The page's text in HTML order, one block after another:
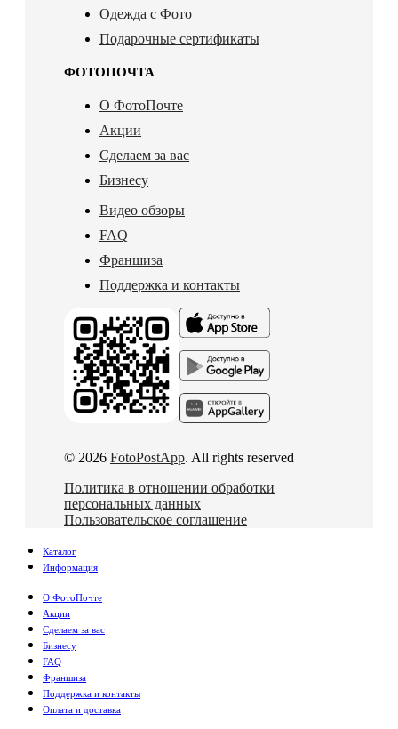
Одежда с Фото
Подарочные сертификаты
ФОТОПОЧТА
О ФотоПочте
Акции
Сделаем за вас
Бизнесу
Видео обзоры
FAQ
Франшиза
Поддержка и контакты
© 2026 FotoPostApp. All rights reserved
Политика в отношении обработки
персональных данных
Пользовательское соглашение
Каталог
Информация
О ФотоПочте
Акции
Сделаем за вас
Бизнесу
FAQ
Франшиза
Поддержка и контакты
Оплата и доставка